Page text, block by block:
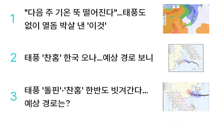
1
"다음 주 기온 뚝 떨어진다"…태풍도
없이 열돔 박살 낸 '이것'
2 태풍 '찬홈' 한국 오나…예상 경로 보니
3
태풍 '돌핀'·'찬홈' 한반도 빗겨간다…
예상 경로는?